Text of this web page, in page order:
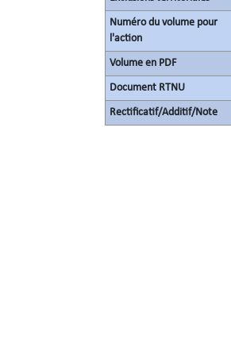
Numéro du volume pour
l'action
Volume en PDF
Document RTNU
Rectificatif/Additif/Note